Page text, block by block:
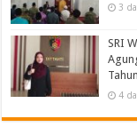
3
SRI
Tahun
4